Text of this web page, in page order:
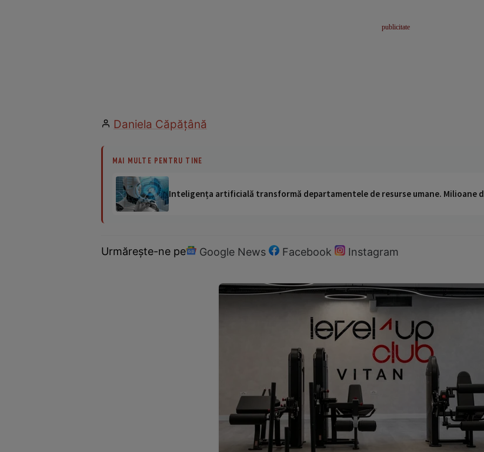
Daniela Căpăţână
MAI MULTE PENTRU TINE
Inteligența artificială transformă departamentele de resurse umane. Milioane
Urmărește-ne pe Google News Facebook Instagram